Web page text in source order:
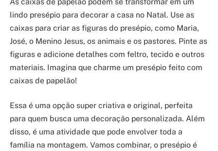
lindo presépio para decorar a casa no Natal. Use as
caixas para criar as figuras do presépio, como Maria,
José, o Menino Jesus, os animais e os pastores. Pinte as
figuras e adicione detalhes com feltro, tecido e outros
materiais. Imagina que charme um presépio feito com
caixas de papelão!
Essa é uma opção super criativa e original, perfeita
para quem busca uma decoração personalizada. Além
disso, é uma atividade que pode envolver toda a
família na montagem. Vamos combinar, o presépio é